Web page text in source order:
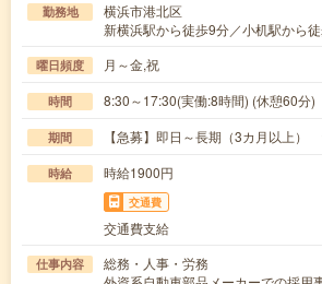
勤務地
横浜市港北区
新横浜駅から徒歩9分／小机駅から
曜日頻度 月～金,祝
時間 8:30～17:30(実働:8時間) (休憩60分)
期間 【急募】即日～長期（3カ月以上）
時給 時給1900円
交通費
交通費支給
仕事内容
総務・人事・労務